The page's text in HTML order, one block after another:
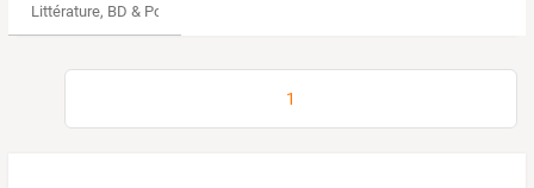
Littérature, BD & Poésie
1